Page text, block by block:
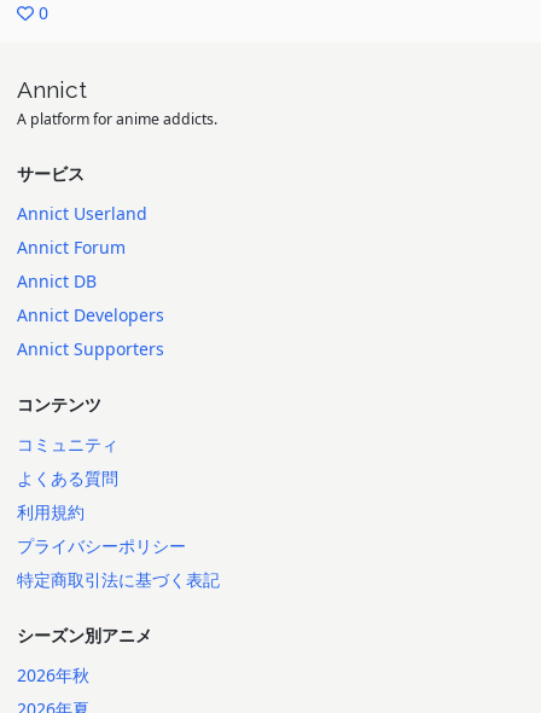
0
Annict
A platform for anime addicts.
サービス
Annict Userland
Annict Forum
Annict DB
Annict Developers
Annict Supporters
コンテンツ
コミュニティ
よくある質問
利用規約
プライバシーポリシー
特定商取引法に基づく表記
シーズン別アニメ
2026年秋
2026年夏